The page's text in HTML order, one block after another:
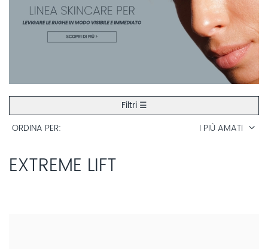
PRODOTTI
EXTREME LIFT
ORDINA PER I PIÙ AMATI
Filtri ☰